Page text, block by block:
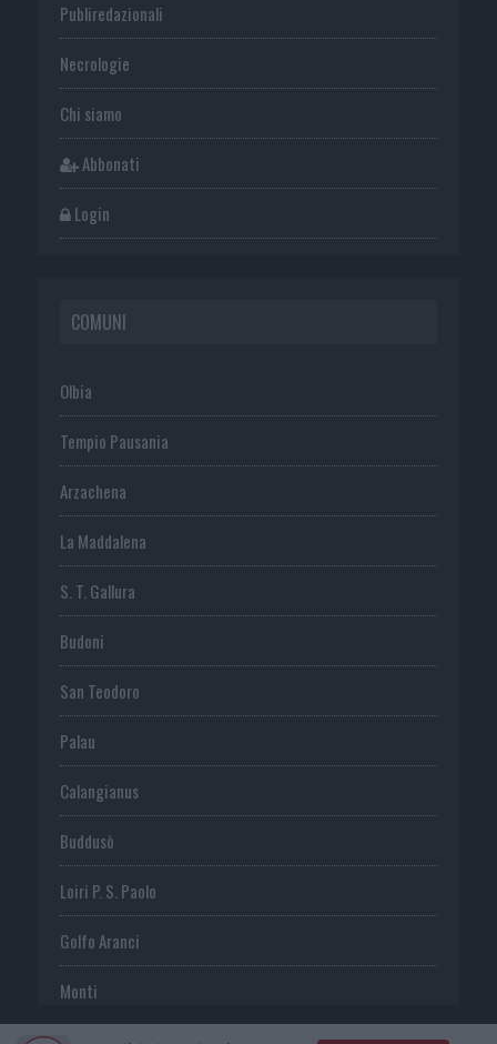
Publiredazionali
Necrologie
Chi siamo
Abbonati
Login
COMUNI
Olbia
Tempio Pausania
Arzachena
La Maddalena
S. T. Gallura
Budoni
San Teodoro
Palau
Calangianus
Buddusò
Loiri P. S. Paolo
Golfo Aranci
Monti